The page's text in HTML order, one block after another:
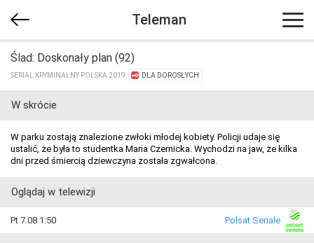
Teleman
Ślad: Doskonały plan (92)
SERIAL KRYMINALNY POLSKA 2019 DLA DOROSŁYCH
W skrócie
W parku zostają znalezione zwłoki młodej kobiety. Policji udaje się
ustalić, że była to studentka Maria Czernicka. Wychodzi na jaw, że kilka
dni przed śmiercią dziewczyna została zgwałcona.
Oglądaj w telewizji
Pt 7.08 1:50 Polsat Seriale